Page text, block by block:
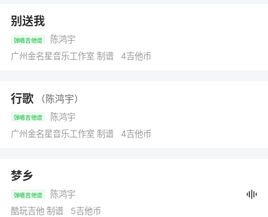
别送我
弹唱吉他谱
陈鸿宇
广州金名星音乐工作室 制谱 4吉他币
行歌 （陈鸿宇）
弹唱吉他谱
陈鸿宇
广州金名星音乐工作室 制谱 4吉他币
梦乡
弹唱吉他谱
陈鸿宇
酷玩吉他 制谱 5吉他币